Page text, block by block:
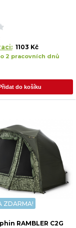
1103 Kč
2 pracovních dnů
do košíku
ZDARMA!
RAMBLER C2G